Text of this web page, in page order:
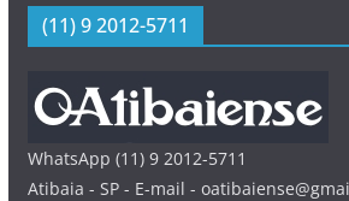
(11) 9 2012-5711
WhatsApp (11) 9 2012-5711
Atibaia - SP - E-mail -